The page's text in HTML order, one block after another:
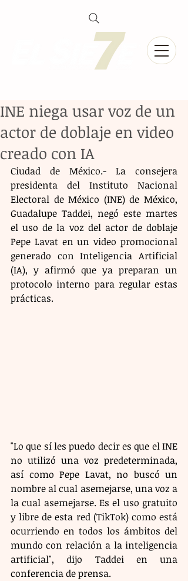
INE niega usar voz de un
actor de doblaje en video
creado con IA
Ciudad de México.- La consejera
presidenta del Instituto Nacional
Electoral de México (INE) de México,
Guadalupe Taddei, negó este martes
el uso de la voz del actor de doblaje
Pepe Lavat en un video promocional
generado con Inteligencia Artificial
(IA), y afirmó que ya preparan un
protocolo interno para regular estas
prácticas.
"Lo que sí les puedo decir es que el INE
no utilizó una voz predeterminada,
así como Pepe Lavat, no buscó un
nombre al cual asemejarse, una voz a
la cual asemejarse. Es el uso gratuito
y libre de esta red (TikTok) como está
ocurriendo en todos los ámbitos del
mundo con relación a la inteligencia
artificial", dijo Taddei en una
conferencia de prensa.